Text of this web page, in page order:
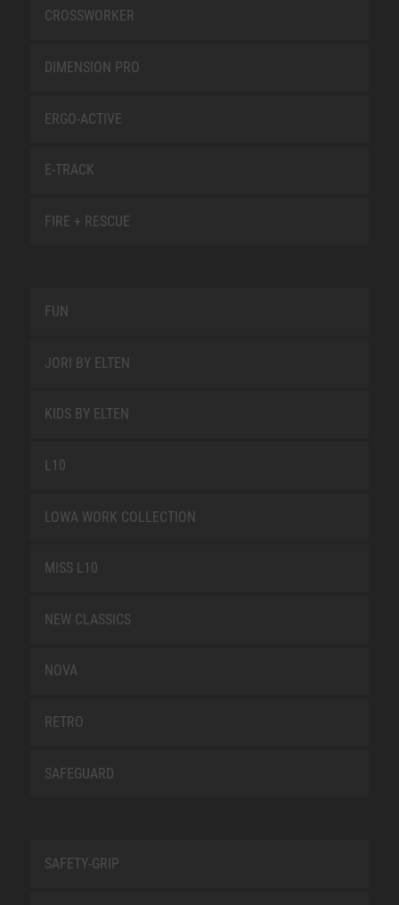
CROSSWORKER
DIMENSION PRO
ERGO-ACTIVE
E-TRACK
FIRE + RESCUE
FUN
JORI BY ELTEN
KIDS BY ELTEN
L10
LOWA WORK COLLECTION
MISS L10
NEW CLASSICS
NOVA
RETRO
SAFEGUARD
SAFETY-GRIP